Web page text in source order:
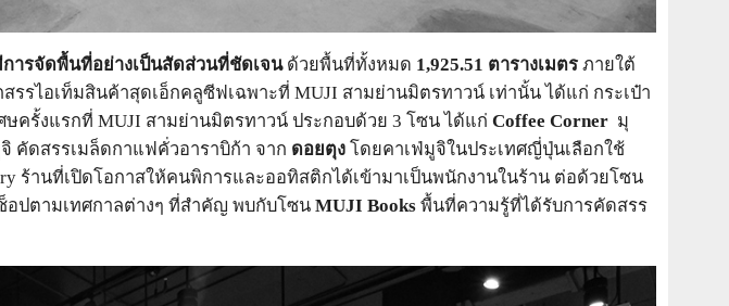
ารจัดพื้นที่อย่างเป็นสัดส่วนที่ชัดเจนด้วยพื้นที่ทั้งหมด 1,925.51 ตารางเมตร ภายใต้
รไอเท็มสินค้าสุดเอ็กคลูซีฟเฉพาะที่ MUJI สามย่านมิตรทาวน์ เท่านั้น ได้แก่ กระเป๋า
ครั้งแรกที่ MUJI สามย่านมิตรทาวน์ ประกอบด้วย 3 โซน ได้แก่ Coffee Corner มุ
คัดสรรเมล็ดกาแฟคั่วอาราบิก้า จาก ดอยตุง โดยคาเฟ่มูจิในประเทศญี่ปุ่นเลือกใช้
ร้านที่เปิดโอกาสให้คนพิการและออทิสติกได้เข้ามาเป็นพนักงานในร้าน ต่อด้วยโซน
อปตามเทศกาลต่างๆ ที่สำคัญ พบกับโซน MUJI Books พื้นที่ความรู้ที่ได้รับการคัดสรร